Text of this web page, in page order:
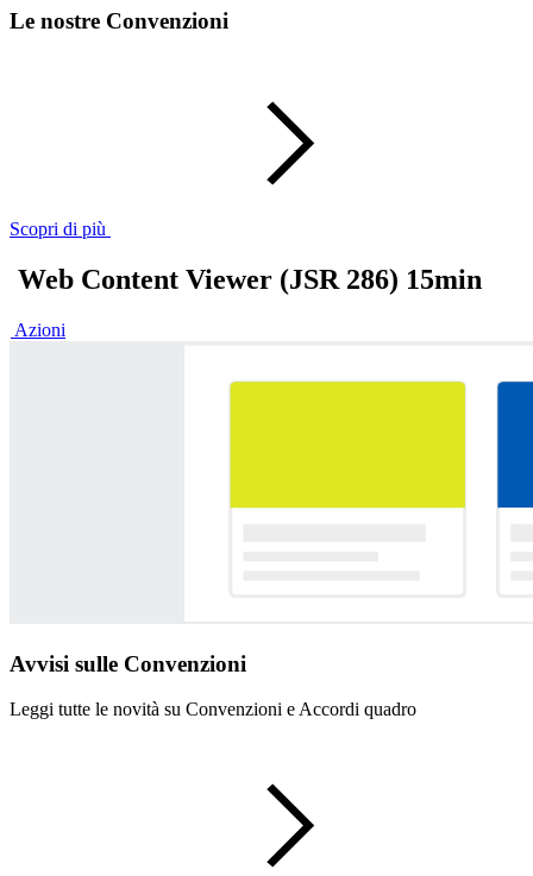
Le nostre Convenzioni
Scopri di più
Web Content Viewer (JSR 286) 15min
Azioni
Avvisi sulle Convenzioni
Leggi tutte le novità su Convenzioni e Accordi quadro